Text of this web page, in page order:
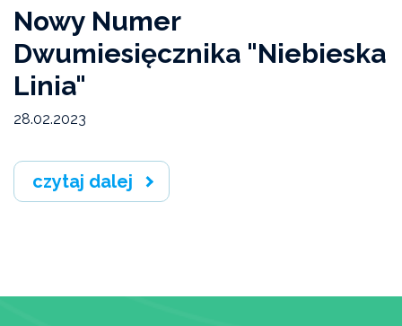
Nowy Numer
Dwumiesięcznika "Niebieska
Linia"
28.02.2023
czytaj dalej